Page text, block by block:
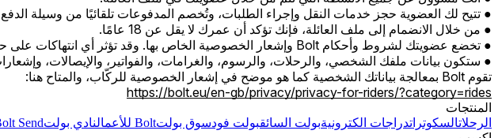
تتيح لك العضوية حجز خدمات النقل وإجراء الطلبات، وتُخصم المدفوعات تلقائيًا من وسيلة
من خلال الانضمام إلى ملف العائلة، فإنك تؤكد أن عمرك لا يقل عن 18 عامًا.
تخضع عضويتك لشروط وأحكام Bolt وإشعار الخصوصية الخاص بها. وقد تؤثر أي انتهاكات على حالة ملف العائلة وحسابك الشخصي.
ستكون بيانات ملفك الشخصي، والرحلات، والرسوم، والغرامات، والفواتير، والإيصالات،
تقوم Bolt بمعالجة بياناتك الشخصية كما هو موضح في إشعار الخصوصية للركّاب، والمتاح هنا:
https://bolt.eu/en-gb/privacy/privacy-for-riders/?category=rides
المنتجات
الرحلاتالسكوتراتدراجات الكترونيةبولت السائقبولت فودسوق بولتBolt للأعمال نادي بولتSend